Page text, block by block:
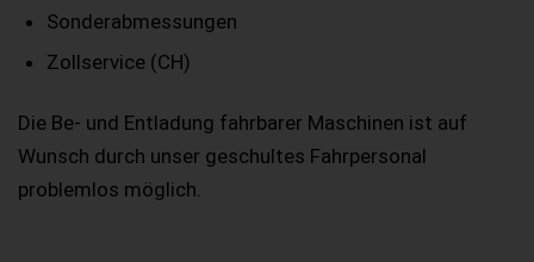
Sonderabmessungen
Zollservice (CH)
Die Be- und Entladung fahrbarer Maschinen ist auf
Wunsch durch unser geschultes Fahrpersonal
problemlos möglich.